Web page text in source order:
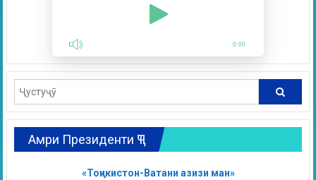
0:00
Амри Президенти ҶТ
«Тоҷикистон-Ватани азизи ман»